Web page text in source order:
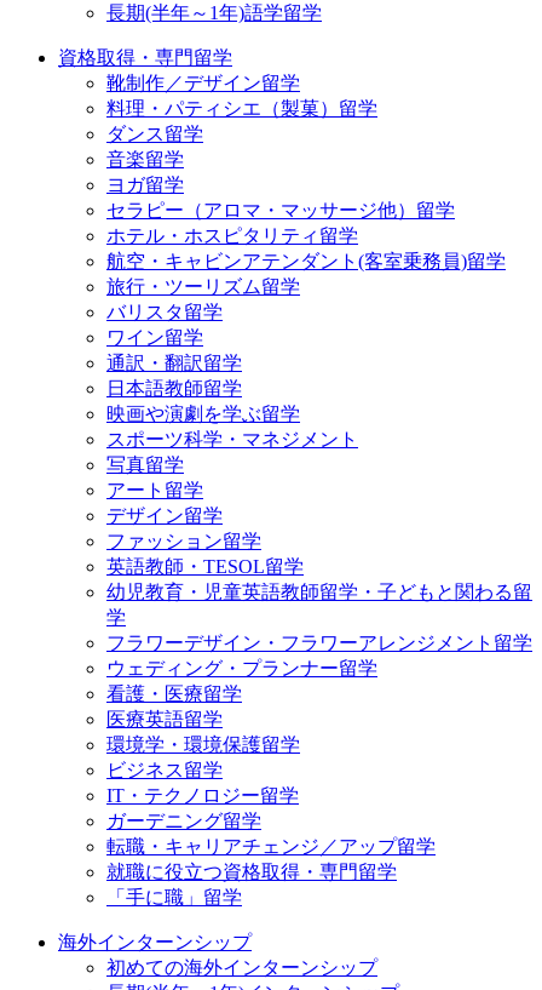
長期(半年～1年)語学留学
資格取得・専門留学
靴制作／デザイン留学
料理・パティシエ（製菓）留学
ダンス留学
音楽留学
ヨガ留学
セラピー（アロマ・マッサージ他）留学
ホテル・ホスピタリティ留学
航空・キャビンアテンダント(客室乗務員)留学
旅行・ツーリズム留学
バリスタ留学
ワイン留学
通訳・翻訳留学
日本語教師留学
映画や演劇を学ぶ留学
スポーツ科学・マネジメント
写真留学
アート留学
デザイン留学
ファッション留学
英語教師・TESOL留学
幼児教育・児童英語教師留学・子どもと関わる留
学
フラワーデザイン・フラワーアレンジメント留学
ウェディング・プランナー留学
看護・医療留学
医療英語留学
環境学・環境保護留学
ビジネス留学
IT・テクノロジー留学
ガーデニング留学
転職・キャリアチェンジ／アップ留学
就職に役立つ資格取得・専門留学
「手に職」留学
海外インターンシップ
初めての海外インターンシップ